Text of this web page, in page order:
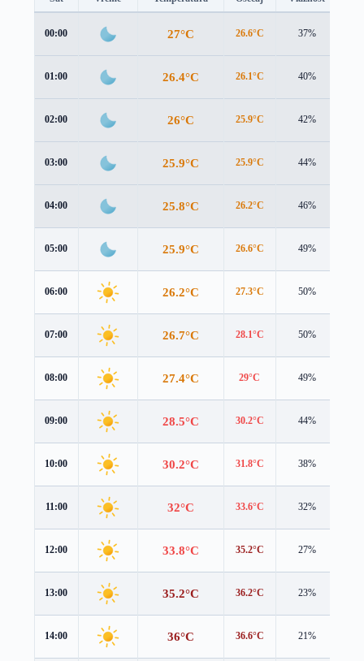
00:00 27°C 26.6°C 37%
01:00 26.4°C 26.1°C 40%
02:00 26°C 25.9°C 42%
03:00 25.9°C 25.9°C 44%
04:00 25.8°C 26.2°C 46%
05:00 25.9°C 26.6°C 49%
06:00 26.2°C 27.3°C 50%
07:00 26.7°C 28.1°C 50%
08:00 27.4°C 29°C 49%
09:00 28.5°C 30.2°C 44%
10:00 30.2°C 31.8°C 38%
11:00 32°C 33.6°C 32%
12:00 33.8°C 35.2°C 27%
13:00 35.2°C 36.2°C 23%
14:00 36°C 36.6°C 21%